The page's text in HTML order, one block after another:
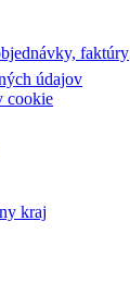
faktúry
údajov
cookie